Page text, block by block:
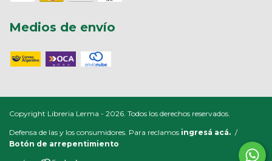
Medios de envío
Copyright Libreria Lerma - 2026. Todos los derechos reservados.
Defensa de las y los consumidores. Para reclamos ingresá acá. /
Botón de arrepentimiento